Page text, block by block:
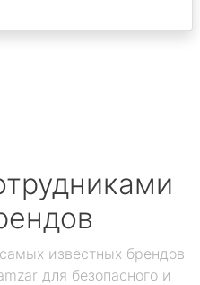
известных брендов
для безопасного и